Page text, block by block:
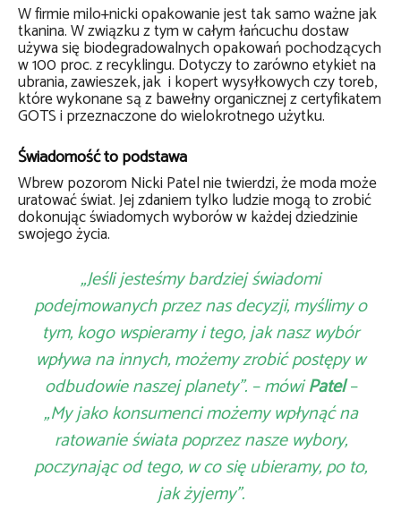
W firmie milo+nicki opakowanie jest tak samo ważne jak
tkanina. W związku z tym w całym łańcuchu dostaw
używa się biodegradowalnych opakowań pochodzących
w 100 proc. z recyklingu. Dotyczy to zarówno etykiet na
ubrania, zawieszek, jak i kopert wysyłkowych czy toreb,
które wykonane są z bawełny organicznej z certyfikatem
GOTS i przeznaczone do wielokrotnego użytku.
Świadomość to podstawa
Wbrew pozorom Nicki Patel nie twierdzi, że moda może
uratować świat. Jej zdaniem tylko ludzie mogą to zrobić
dokonując świadomych wyborów w każdej dziedzinie
swojego życia.
„Jeśli jesteśmy bardziej świadomi
podejmowanych przez nas decyzji, myślimy o
tym, kogo wspieramy i tego, jak nasz wybór
wpływa na innych, możemy zrobić postępy w
odbudowie naszej planety”. – mówiPatel–
„My jako konsumenci możemy wpłynąć na
ratowanie świata poprzez nasze wybory,
poczynając od tego, w co się ubieramy, po to,
jak żyjemy”.